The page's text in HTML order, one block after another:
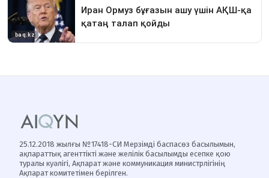
25.12.2018 жылғы №17418-СИ Мерзімді баспасөз басылымын,
ақпараттық агенттікті және желілік басылымды есепке қою
туралы куәлігі, Ақпарат және коммуникация министрлігінің
Ақпарат комитетімен берілген.